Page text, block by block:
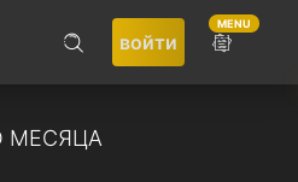
войти
MENU
ПОИСК
МЕСЯЦА